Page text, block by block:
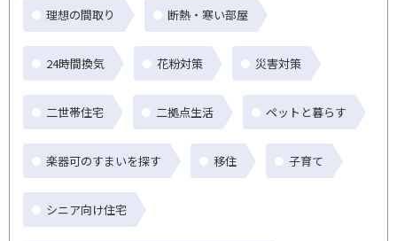
理想の間取り 断熱・寒い部屋
24時間換気 花粉対策 災害対策
二世帯住宅 二拠点生活 ペットと暮らす
楽器可のすまいを探す 移住 子育て
シニア向け住宅